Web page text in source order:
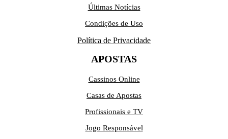
Últimas Notícias
Condições de Uso
Política de Privacidade
APOSTAS
Cassinos Online
Casas de Apostas
Profissionais e TV
Jogo Responsável